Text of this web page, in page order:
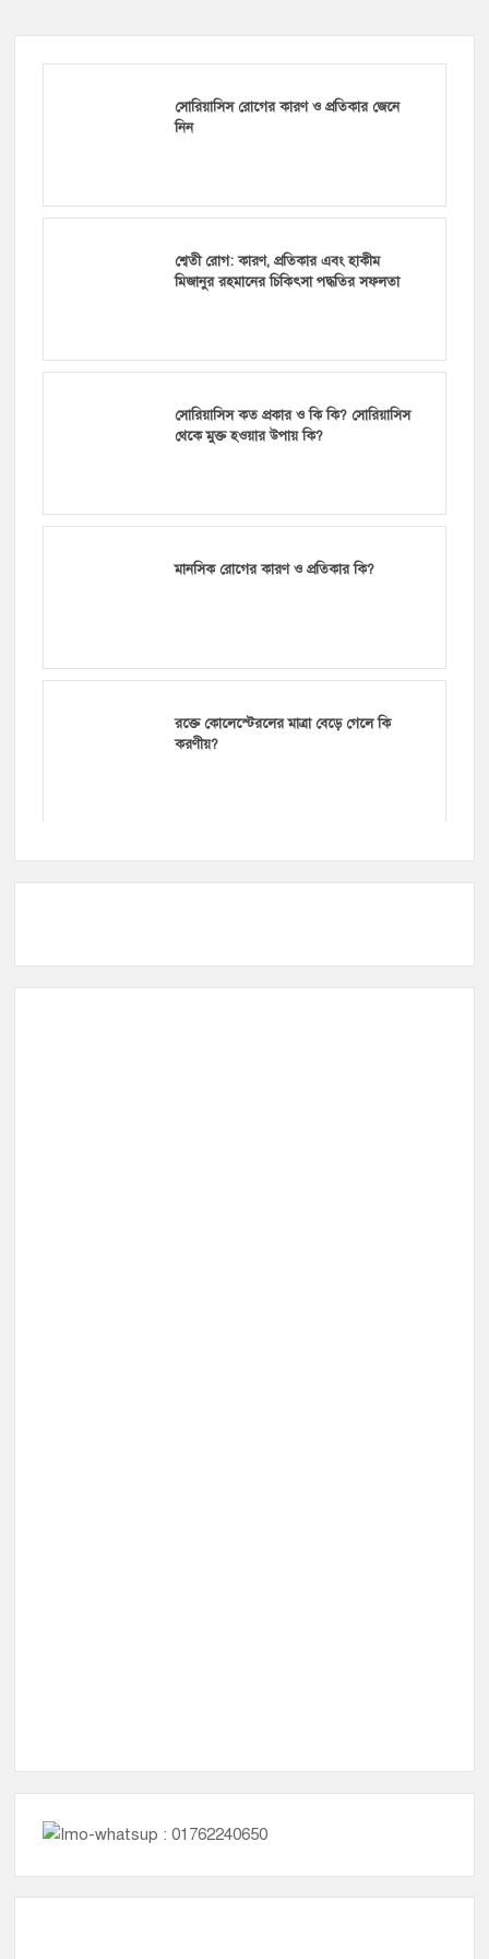
সোরিয়াসিস রোগের কারণ ও প্রতিকার জেনে
নিন
শ্বেতী রোগ: কারণ, প্রতিকার এবং হাকীম
মিজানুর রহমানের চিকিৎসা পদ্ধতির সফলতা
সোরিয়াসিস কত প্রকার ও কি কি? সোরিয়াসিস
থেকে মুক্ত হওয়ার উপায় কি?
মানসিক রোগের কারণ ও প্রতিকার কি?
রক্তে কোলেস্টেরলের মাত্রা বেড়ে গেলে কি
করণীয়?